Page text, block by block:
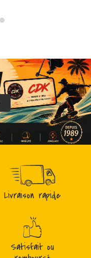
Livraison rapide
Satisfait ou